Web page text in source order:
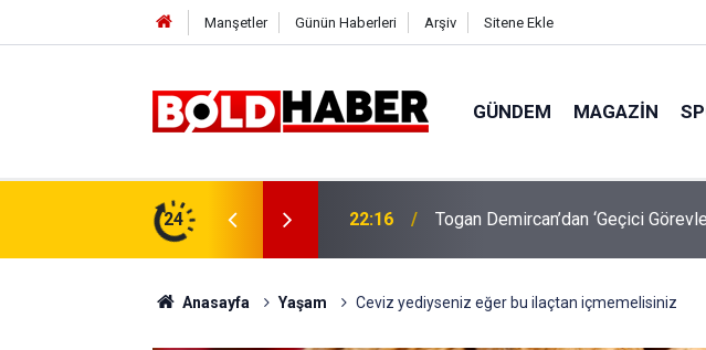
Manşetler Günün Haberleri Arşiv Sitene Ekle
GÜNDEM MAGAZIN
24 19:32 Sıcak Havalarda Ödem Şikayetini
Anasayfa Yaşam Ceviz yediyseniz eğer bu ilaçtan içmemelisiniz